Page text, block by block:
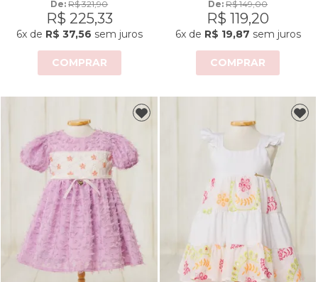
De: R$ 321,90
R$ 225,33
6xde R$ 37,56 sem juros
COMPRAR
De: R$ 149,00
R$ 119,20
6xde R$ 19,87 sem juros
COMPRAR